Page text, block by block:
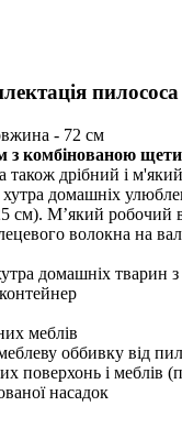
- 72 см
комбінованою
дрібний і
домашніх
см). М’який робочий
волокна на
домашніх
меблів
оббивку від
поверхонь і меблів
насадок